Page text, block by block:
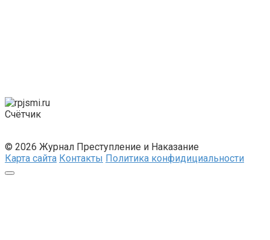
Счётчик
© 2026 Журнал Преступление и Наказание
Карта сайта Контакты Политика конфидициальности